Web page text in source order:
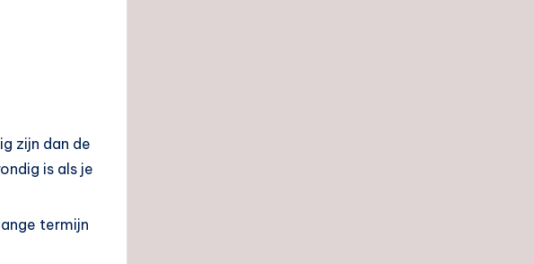
zijn dan de
is als je
termijn